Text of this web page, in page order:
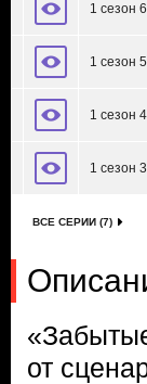
1 сезон
1 сезон
1 сезон
1 сезон
ВСЕ СЕРИИ (7)
от